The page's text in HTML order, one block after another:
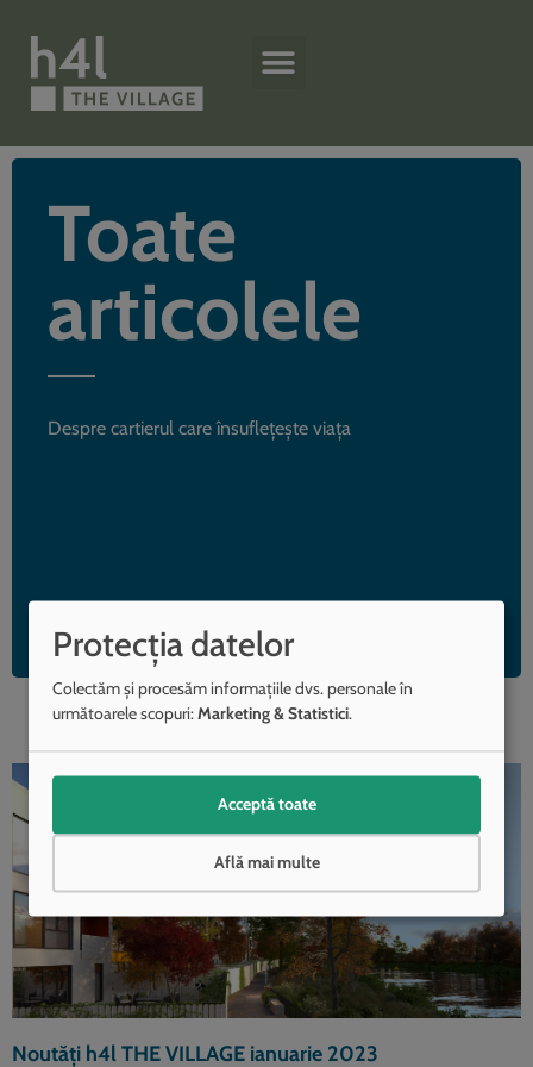
Toate
articolele
Despre cartierul care însuflețește viața
Noutăți h4l THE VILLAGE ianuarie 2023
Protecția datelor
Colectăm și procesăm informațiile dvs. personale în
următoarele scopuri:Marketing & Statistici.
Află mai multe
Acceptă toate